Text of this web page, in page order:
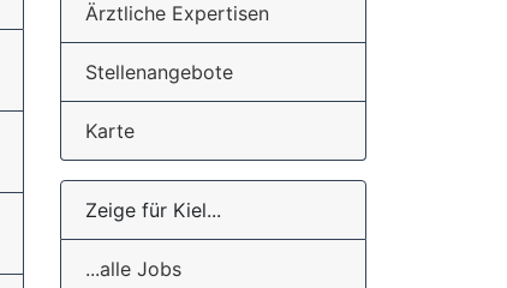
Ärztliche Expertisen
Stellenangebote
Karte
Zeige für Kiel...
...alle Jobs